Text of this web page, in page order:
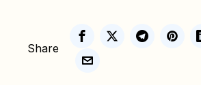
Share